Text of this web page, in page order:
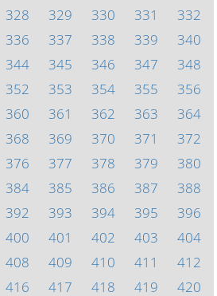
328 329 330 331
332
336 337 338 339
340
344 345 346 347
348
352 353 354 355
356
360 361 362 363
364
368 369 370 371
372
376 377 378 379
380
384 385 386 387
388
392 393 394 395
396
400 401 402 403
404
408 409 410 411
412
416 417 418 419 420